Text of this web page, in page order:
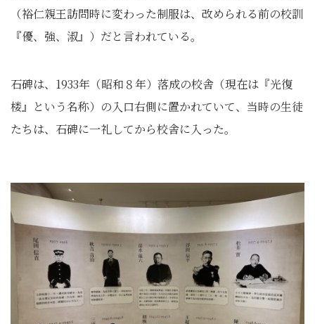
（裕仁親王訪問時に変わった制服は、改められる前の校訓
『優、強、淑』）だと言われている。
石碑は、1933年（昭和８年）落成の校舎（現在は『光復
楼』という名称）の入口右側に置かれていて、当時の生徒
たちは、石碑に一礼してから校舎に入った。